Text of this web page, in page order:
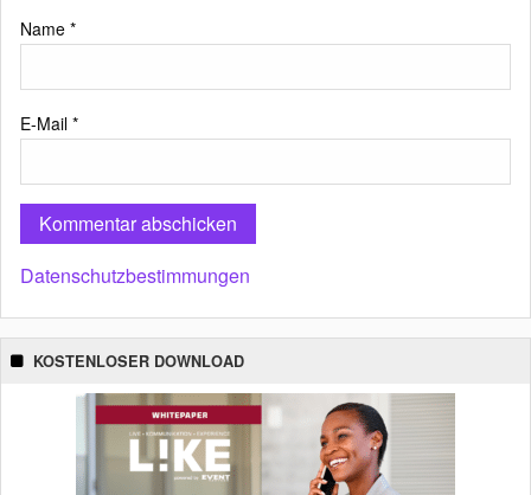
Name *
E-Mail *
Datenschutzbestimmungen
KOSTENLOSER DOWNLOAD